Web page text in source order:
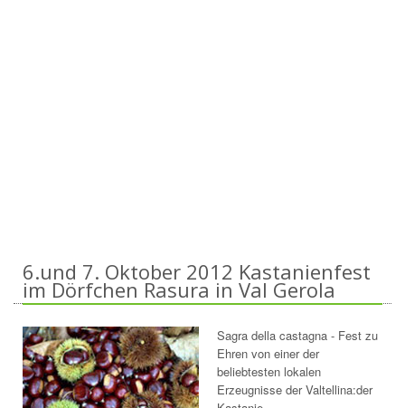
6.und 7. Oktober 2012 Kastanienfest
im Dörfchen Rasura in Val Gerola
Sagra della castagna - Fest zu
Ehren von einer der
beliebtesten lokalen
Erzeugnisse der Valtellina:der